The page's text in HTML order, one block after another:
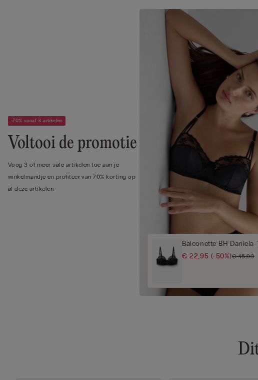
-70% vanaf 3 artikelen
Voltooi de promotie
Voeg 3 of meer sale artikelen toe aan je
winkelmandje en profiteer van 70% korting op
al deze artikelen.
Balconette BH
€ 22,95 (-50%)€ 45,90